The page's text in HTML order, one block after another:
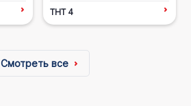
ТНТ 4
Смотреть все